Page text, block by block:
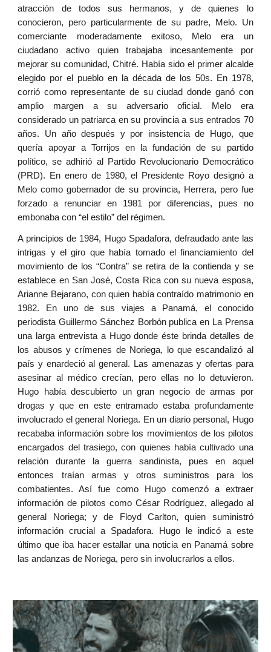
atracción de todos sus hermanos, y de quienes lo
conocieron, pero particularmente de su padre, Melo. Un
comerciante moderadamente exitoso, Melo era un
ciudadano activo quien trabajaba incesantemente por
mejorar su comunidad, Chitré. Había sido el primer alcalde
elegido por el pueblo en la década de los 50s. En 1978,
corrió como representante de su ciudad donde ganó con
amplio margen a su adversario oficial. Melo era
considerado un patriarca en su provincia a sus entrados 70
años. Un año después y por insistencia de Hugo, que
quería apoyar a Torrijos en la fundación de su partido
político, se adhirió al Partido Revolucionario Democrático
(PRD). En enero de 1980, el Presidente Royo designó a
Melo como gobernador de su provincia, Herrera, pero fue
forzado a renunciar en 1981 por diferencias, pues no
embonaba con “el estilo” del régimen.
A principios de 1984, Hugo Spadafora, defraudado ante las
intrigas y el giro que había tomado el financiamiento del
movimiento de los “Contra” se retira de la contienda y se
establece en San José, Costa Rica con su nueva esposa,
Arianne Bejarano, con quien había contraído matrimonio en
1982. En uno de sus viajes a Panamá, el conocido
periodista Guillermo Sánchez Borbón publica en La Prensa
una larga entrevista a Hugo donde éste brinda detalles de
los abusos y crímenes de Noriega, lo que escandalizó al
país y enardeció al general. Las amenazas y ofertas para
asesinar al médico crecían, pero ellas no lo detuvieron.
Hugo había descubierto un gran negocio de armas por
drogas y que en este entramado estaba profundamente
involucrado el general Noriega. En un diario personal, Hugo
recababa información sobre los movimientos de los pilotos
encargados del trasiego, con quienes había cultivado una
relación durante la guerra sandinista, pues en aquel
entonces traían armas y otros suministros para los
combatientes. Así fue como Hugo comenzó a extraer
información de pilotos como César Rodríguez, allegado al
general Noriega; y de Floyd Carlton, quien suministró
información crucial a Spadafora. Hugo le indicó a este
último que iba hacer estallar una noticia en Panamá sobre
las andanzas de Noriega, pero sin involucrarlos a ellos.